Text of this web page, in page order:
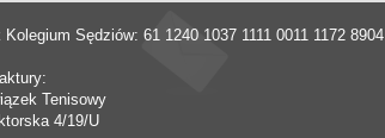
Kolegium Sędziów: 61 1240 1037 1111 0011 1172 8904
Tenisowy
4/19/U